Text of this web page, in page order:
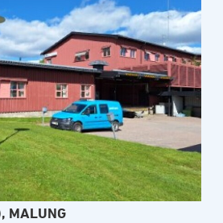
MALUNG